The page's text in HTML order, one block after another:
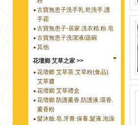
古寶無患子洗手乳.乾洗手.護
手霜
古寶無患子-居家.洗衣精.粉.皂
古寶無患子洗潔液/蔬碗
其他
花壇鄉 艾草之家 >>
花壇郷 艾草茶.艾草粉(食品).
艾草醬
花壇鄉 艾草禮盒
花壇鄉 防護薰香.防護液.環香.
薰香粉
髮沐臉.皂.牙膏.保養.髮液.泡澡